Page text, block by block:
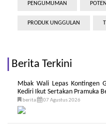
PENGUMUMAN
PRODUK UNGGULAN
Berita Terkini
Mbak Wali Lepas Kontingen
Kediri Ikut Sertakan Pramuka
berita 07 Agustus 2026